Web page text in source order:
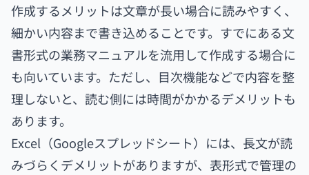
作成するメリットは文章が長い場合に読みやすく、
細かい内容まで書き込めることです。すでにある文
書形式の業務マニュアルを流用して作成する場合に
も向いています。ただし、目次機能などで内容を整
理しないと、読む側には時間がかかるデメリットも
あります。
Excel（Googleスプレッドシート）には、長文が読
みづらくデメリットがありますが、表形式で管理の